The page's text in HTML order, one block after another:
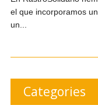
el que incorporamos
un...
Categories